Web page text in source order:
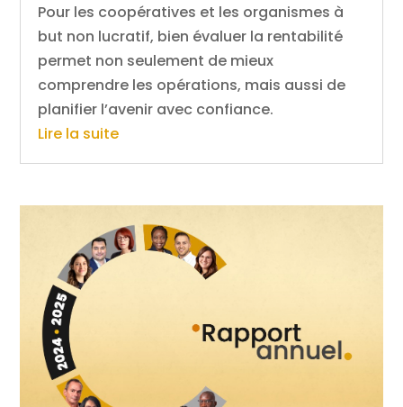
Pour les coopératives et les organismes à
but non lucratif, bien évaluer la rentabilité
permet non seulement de mieux
comprendre les opérations, mais aussi de
planifier l’avenir avec confiance.
Lire la suite